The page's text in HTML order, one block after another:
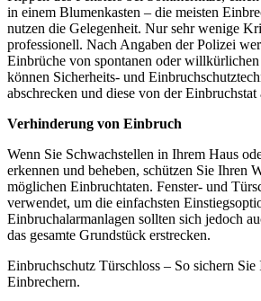
in einem Blumenkasten – die meisten
nutzen die Gelegenheit. Nur sehr wenige
professionell. Nach Angaben der Polizei
Einbrüche von spontanen oder
können Sicherheits- und
abschrecken und diese von der Einbruchstat
Verhinderung von Einbruch
Wenn Sie Schwachstellen in Ihrem Haus
erkennen und beheben, schützen Sie Ihren
möglichen Einbruchtaten. Fenster- und
verwendet, um die einfachsten
Einbruchalarmanlagen sollten sich jedoch
das gesamte Grundstück erstrecken.
Einbruchschutz Türschloss – So sichern
Einbrechern.